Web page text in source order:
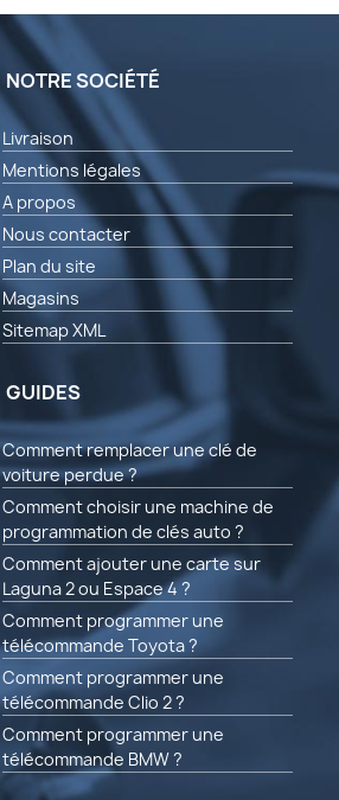
NOTRE SOCIÉTÉ
Livraison
Mentions légales
A propos
Nous contacter
Plan du site
Magasins
Sitemap XML
GUIDES
Comment remplacer une clé de
voiture perdue ?
Comment choisir une machine de
programmation de clés auto ?
Comment ajouter une carte sur
Laguna 2 ou Espace 4 ?
Comment programmer une
télécommande Toyota ?
Comment programmer une
télécommande Clio 2 ?
Comment programmer une
télécommande BMW ?